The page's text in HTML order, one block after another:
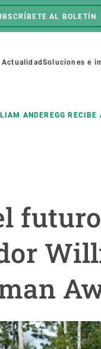
AL BOLETÍN
Menú
Actualidad Soluciones e
ANDEREGG
de Recursos Humanos
MSCA-PF
de másteres y
donde crecer
de carrera